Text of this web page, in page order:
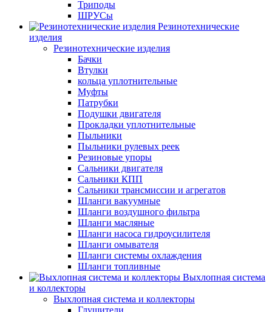
Триподы
ШРУСы
Резинотехнические
изделия
Резинотехнические изделия
Бачки
Втулки
кольца уплотнительные
Муфты
Патрубки
Подушки двигателя
Прокладки уплотнительные
Пыльники
Пыльники рулевых реек
Резиновые упоры
Сальники двигателя
Сальники КПП
Сальники трансмиссии и агрегатов
Шланги вакуумные
Шланги воздушного фильтра
Шланги масляные
Шланги насоса гидроусилителя
Шланги омывателя
Шланги системы охлаждения
Шланги топливные
Выхлопная система
и коллекторы
Выхлопная система и коллекторы
Глушители